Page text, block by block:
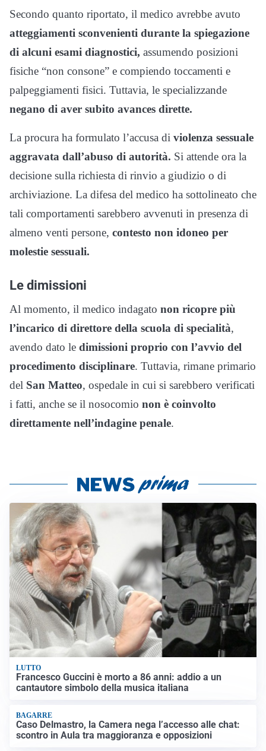
Secondo quanto riportato, il medico avrebbe avuto
atteggiamenti sconvenienti durante la spiegazione
di alcuni esami diagnostici, assumendo posizioni
fisiche “non consone” e compiendo toccamenti e
palpeggiamenti fisici. Tuttavia, le specializzande
negano di aver subito avances dirette.
La procura ha formulato l’accusa di violenza sessuale
aggravata dall’abuso di autorità. Si attende ora la
decisione sulla richiesta di rinvio a giudizio o di
archiviazione. La difesa del medico ha sottolineato che
tali comportamenti sarebbero avvenuti in presenza di
almeno venti persone, contesto non idoneo per
molestie sessuali.
Le dimissioni
Al momento, il medico indagato non ricopre più
l’incarico di direttore della scuola di specialità,
avendo dato le dimissioni proprio con l’avvio del
procedimento disciplinare. Tuttavia, rimane primario
del San Matteo, ospedale in cui si sarebbero verificati
i fatti, anche se il nosocomio non è coinvolto
direttamente nell’indagine penale.
LUTTO
Francesco Guccini è morto a 86 anni: addio a un
cantautore simbolo della musica italiana
BAGARRE
Caso Delmastro, la Camera nega l’accesso alle chat:
scontro in Aula tra maggioranza e opposizioni